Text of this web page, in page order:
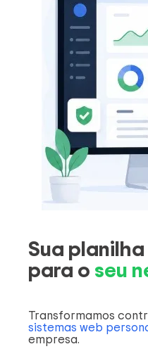
Sua
para oseu
Transformamos
sistemas web
empresa.